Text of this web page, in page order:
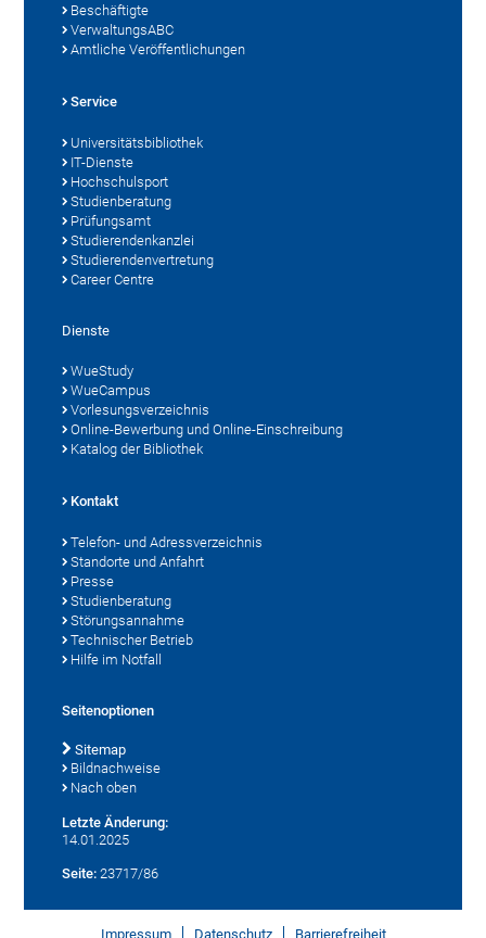
Beschäftigte
VerwaltungsABC
Amtliche Veröffentlichungen
Service
Universitätsbibliothek
IT-Dienste
Hochschulsport
Studienberatung
Prüfungsamt
Studierendenkanzlei
Studierendenvertretung
Career Centre
Dienste
WueStudy
WueCampus
Vorlesungsverzeichnis
Online-Bewerbung und Online-Einschreibung
Katalog der Bibliothek
Kontakt
Telefon- und Adressverzeichnis
Standorte und Anfahrt
Presse
Studienberatung
Störungsannahme
Technischer Betrieb
Hilfe im Notfall
Seitenoptionen
Sitemap
Bildnachweise
Nach oben
Letzte Änderung:
14.01.2025
Seite: 23717/86
Impressum Datenschutz Barrierefreiheit